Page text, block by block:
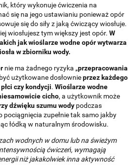
który wykonuje ćwiczenia na
się na jego ustawianiu ponieważ opór
się do siły z jaką ćwiczący wiosłuje.
wiosłujesz tym większy jest opór. W
jak wioślarze wodne opór wytwarza
w zbiorniku wody.
nie ma żadnego ryzyka „przepracowania
użytkowane dosłownieprzez każdego
czy kondycji. Wioślarze wodne
cicho, a użytkownik może
dźwięku szumu wody podczas
zupełnie tak samo jakby
łódką w naturalnym środowisku.
wodnych w domu lub na świeżym
ćwiczeń, wymagają
niż jakakolwiek inna aktywność